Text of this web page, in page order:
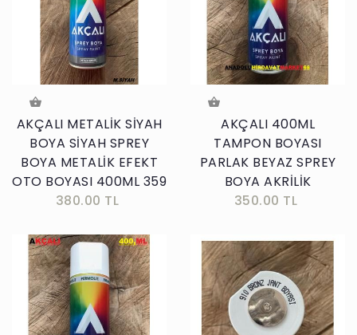
AKÇALI METALİK SİYAH
BOYA SİYAH SPREY
BOYA METALİK EFEKT
OTO BOYASI 400ML 359
380.00 TL
AKÇALI 400ML
TAMPON BOYASI
PARLAK BEYAZ SPREY
BOYA AKRİLİK
350.00 TL